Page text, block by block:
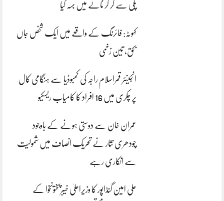
پلی سے گر کر نالے میں بہہ گیا
کہوٹہ: فائرنگ کے واقعے میں ایک شخص جاں
بحق، تین زخمی
انجینئر قمراسلام راجہ کی کمبوڈیا سے ہنگامی کال
پر چکری میں 16 افراد کا کامیاب ریسکیو
عمران خان سے دوستی ہونے کے باوجود
چودھری نثار نے تحریک انصاف میں شمولیت
سے انکاری رہے
علی امین گنڈاپور کا وزیراعلیٰ خیبرپختونخوا کے